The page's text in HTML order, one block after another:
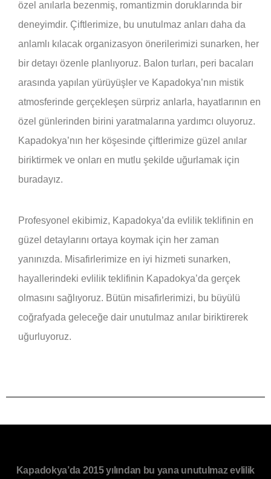
özel anılarla bezenmiş, romantizmin doruklarında bir
deneyimdir. Çiftlerimize, bu unutulmaz anları daha da
anlamlı kılacak organizasyon önerilerimizi sunarken, her
bir detayı özenle planlıyoruz. Balon turları, peri bacaları
arasında yapılan yürüyüşler ve Kapadokya’nın mistik
atmosferinde gerçekleşen sürpriz anlarla, hayatlarının en
özel günlerinden birini yaratmalarına yardımcı oluyoruz.
Kapadokya’nın her köşesinde çiftlerimize güzel anılar
biriktirmek ve onları en mutlu şekilde uğurlamak için
buradayız.
Profesyonel ekibimiz, Kapadokya’da evlilik teklifinin en
güzel detaylarını ortaya koymak için her zaman
yanınızda. Misafirlerimize en iyi hizmeti sunarken,
hayallerindeki evlilik teklifinin Kapadokya’da gerçek
olmasını sağlıyoruz. Bütün misafirlerimizi, bu büyülü
coğrafyada geleceğe dair unutulmaz anılar biriktirerek
uğurluyoruz.
Kapadokya’da 2015 yılından bu yana unutulmaz evlilik